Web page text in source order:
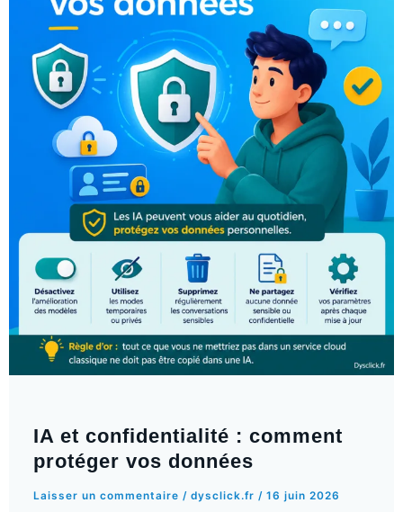
IA et confidentialité : comment
protéger vos données
Laisser un commentaire /dysclick.fr /16 juin 2026